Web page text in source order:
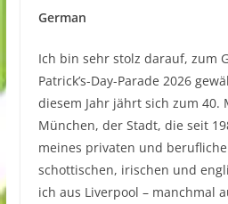
German
Ich bin sehr stolz darauf, zum
Patrick’s-Day-Parade 2026
diesem Jahr jährt sich zum 40.
München, der Stadt, die seit
meines privaten und
schottischen, irischen und
ich aus Liverpool – manchmal